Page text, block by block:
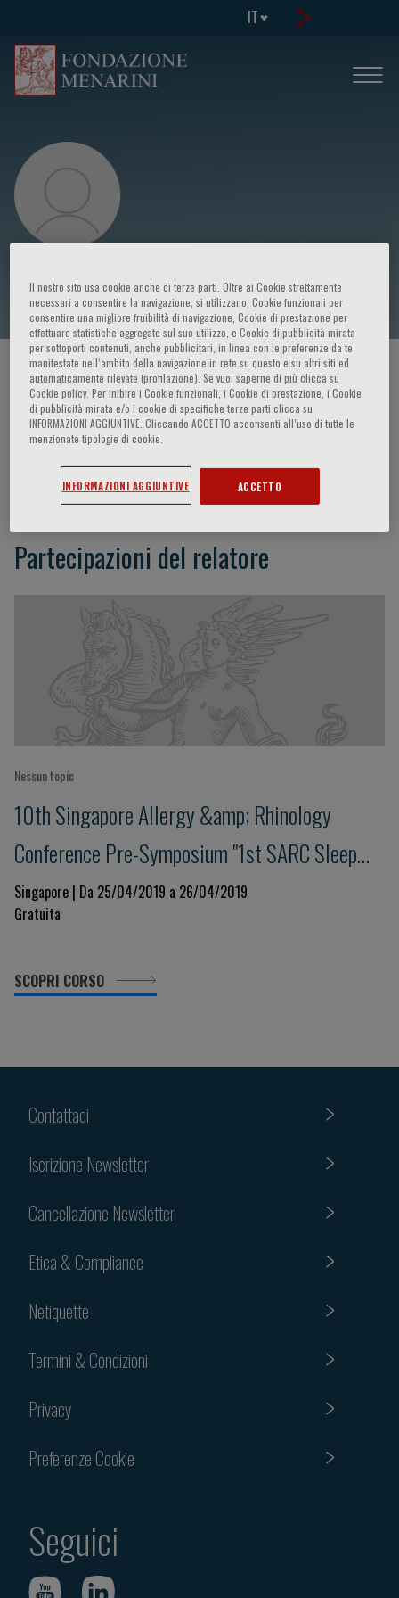
IT
Clete A. Kushida
HOME PAGE / CORSI ED EVENTI / RELATORE
Clete A. Kushida
Partecipazioni del relatore
Nessun topic
10th Singapore Allergy &amp; Rhinology
Conference Pre-Symposium "1st SARC Sleep
Workshop"
Singapore | Da 25/04/2019 a 26/04/2019
Gratuita
SCOPRI CORSO
Contattaci
Iscrizione Newsletter
Cancellazione Newsletter
Etica & Compliance
Netiquette
Termini & Condizioni
Privacy
Preferenze Cookie
Seguici
Il nostro sito usa cookie anche di terze parti. Oltre ai Cookie strettamente
necessari a consentire la navigazione, si utilizzano, Cookie funzionali per
consentire una migliore fruibilità di navigazione, Cookie di prestazione per
effettuare statistiche aggregate sul suo utilizzo, e Cookie di pubblicità mirata
per sottoporti contenuti, anche pubblicitari, in linea con le preferenze da te
manifestate nell‘ambito della navigazione in rete su questo e su altri siti ed
automaticamente rilevate (profilazione). Se vuoi saperne di più clicca su
Cookie policy. Per inibire i Cookie funzionali, i Cookie di prestazione, i Cookie
di pubblicità mirata e/o i cookie di specifiche terze parti clicca su
INFORMAZIONI AGGIUNTIVE. Cliccando ACCETTO acconsenti all’uso di tutte le
menzionate tipologie di cookie.
INFORMAZIONI AGGIUNTIVE ACCETTO